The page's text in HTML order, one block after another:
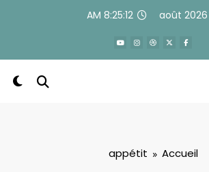
8:25:12 AM
Accueil
appétit